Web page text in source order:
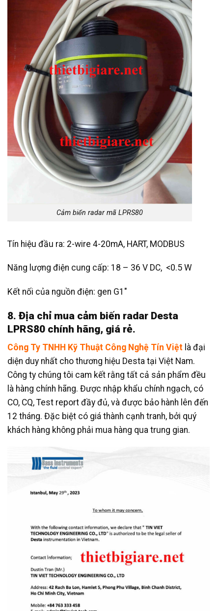
Cảm biến radar mã LPRS80
Tín hiệu đầu ra: 2-wire 4-20mA, HART, MODBUS
Năng lượng điện cung cấp: 18 – 36 V DC, <0.5 W
Kết nối của nguồn điện: gen G1″
8. Địa chỉ mua cảm biến radar Desta
LPRS80 chính hãng, giá rẻ.
Công Ty TNHH Kỹ Thuật Công Nghệ Tín Việt là đại
diện duy nhất cho thương hiệu Desta tại Việt Nam.
Công ty chúng tôi cam kết rằng tất cả sản phẩm đều
là hàng chính hãng. Được nhập khẩu chính ngạch, có
CO, CQ, Test report đầy đủ, và được bảo hành lên đến
12 tháng. Đặc biệt có giá thành cạnh tranh, bởi quý
khách hàng không phải mua hàng qua trung gian.